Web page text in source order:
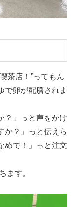
茶店！”ってもん
で卵が配膳されま
？」っと声をかけ
か？」っと伝えら
めで！」っと注文
ます。